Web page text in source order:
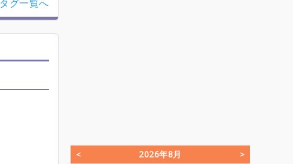
タグ一覧へ
2026年8月